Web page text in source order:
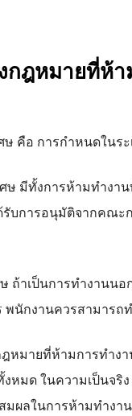
ฎหมายที่ห้า
คือ การกำหนดในร
ษ มีทั้งการห้ามทำงา
บการอนุมัติจากคณะ
ถ้าเป็นการทำงานน
พนักงานควรสามารถ
มายที่ห้ามการทำง
หมด ในความเป็นจ
ผลในการห้ามทำงา